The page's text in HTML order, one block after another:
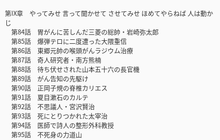
第IX章 やってみせ 言って聞かせて させてみせ ほめてやらねば 人は動か
じ
第84話 胃がんに苦しんだ三菱の総帥・岩崎弥太郎
第85話 爆弾テロに二度遭った大隈重信
第86話 東郷元帥の喉頭がんラジウム治療
第87話 奇人研究者・南方熊楠
第88話 待ち伏せされた山本五十六の長官機
第89話 がん告知の先駆け
第90話 正岡子規の脊椎カリエス
第91話 夏目漱石のカルテ
第92話 不思議人・宮沢賢治
第93話 死にとりつかれた太宰治
第94話 医師で詩人の整形外科教授
第95話 不死身の力道山